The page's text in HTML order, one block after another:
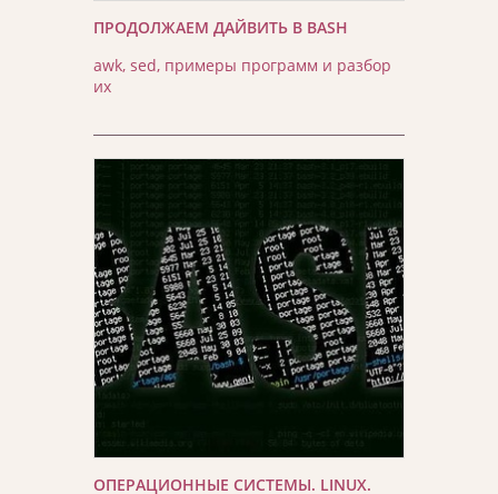
ПРОДОЛЖАЕМ ДАЙВИТЬ В BASH
awk, sed, примеры программ и разбор
их
ОПЕРАЦИОННЫЕ СИСТЕМЫ. LINUX.